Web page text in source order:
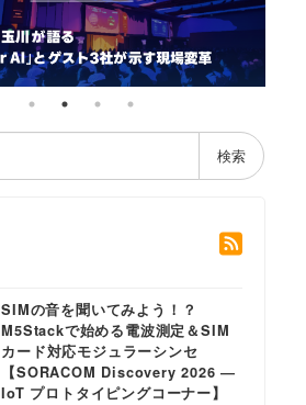
検索
SIMの音を聞いてみよう！？
M5Stackで始める電波測定＆SIM
カード対応モジュラーシンセ
【SORACOM Discovery 2026 ―
IoT プロトタイピングコーナー】